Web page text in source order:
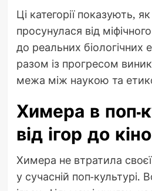
Ці категорії показують,
просунулася від
до реальних біологічних
разом із прогресом
межа між наукою та
Химера в поп-
від ігор до кіно
Химера не втратила
у сучасній поп-культурі.